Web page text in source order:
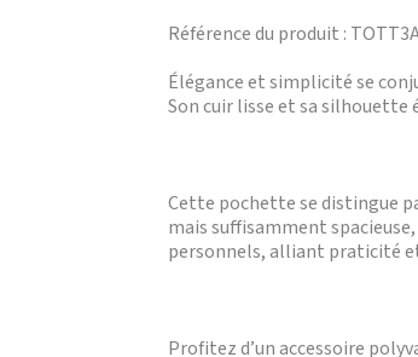
Référence du produit :
Élégance et simplicité se
Son cuir lisse et sa
Cette pochette se distingue
mais suffisamment
personnels, alliant praticité
Profitez d’un accessoire